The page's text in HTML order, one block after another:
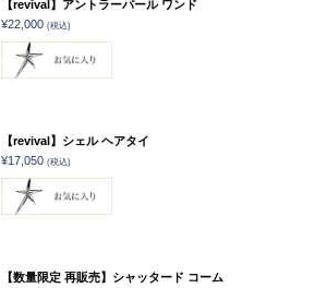
【revival】アントラーパール ワンド
¥22,000 (税込)
【revival】シェル ヘアタイ
¥17,050 (税込)
【数量限定 再販売】シャッタード コーム